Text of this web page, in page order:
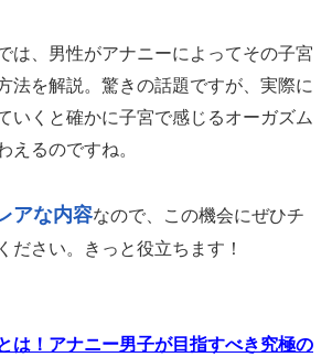
は、男性がアナニーによってその子宮
法を解説。驚きの話題ですが、実際に
いくと確かに子宮で感じるオーガズム
えるのですね。
アな内容なので、この機会にぜひチ
ださい。きっと役立ちます！
は！アナニー男子が目指すべき究極の